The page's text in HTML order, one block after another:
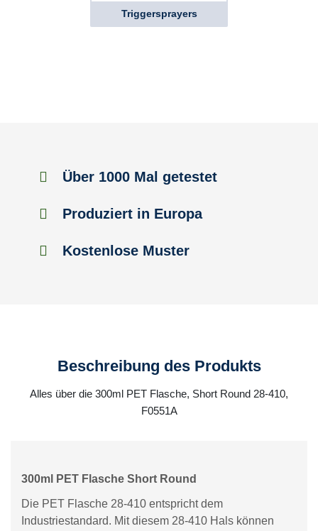
Triggersprayers
Über 1000 Mal getestet
Produziert in Europa
Kostenlose Muster
Beschreibung des Produkts
Alles über die 300ml PET Flasche, Short Round 28-410,
F0551A
300ml PET Flasche Short Round
Die PET Flasche 28-410 entspricht dem
Industriestandard. Mit diesem 28-410 Hals können